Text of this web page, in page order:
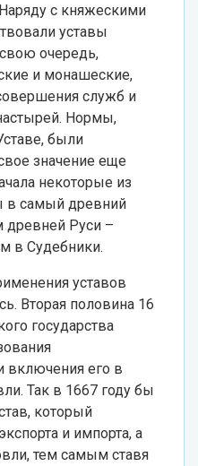
с княжескими
уставы
очередь,
и монашеские,
служб и
Нормы,
были
значение еще
некоторые из
в самый древний
древней Руси –
в Судебники.
уставов
Вторая половина 16
государства
включения его в
Так в 1667 году бы
который
и импорта, а
тем самым ставя